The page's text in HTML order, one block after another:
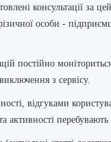
консультації за
особи -
постійно
з сервісу.
відгуками
перебувають